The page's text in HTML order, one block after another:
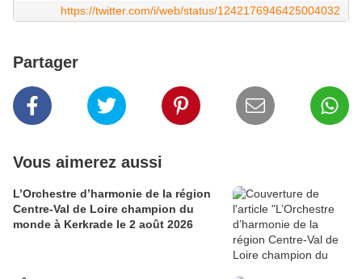
https://twitter.com/i/web/status/1242176946425004032
Partager
Vous aimerez aussi
L’Orchestre d’harmonie de la région
Centre-Val de Loire champion du
monde à Kerkrade le 2 août 2026